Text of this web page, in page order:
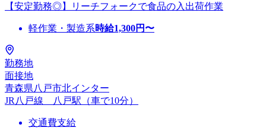
【安定勤務◎】リーチフォークで食品の入出荷作業
軽作業・製造系時給1,300円〜
勤務地
面接地
青森県八戸市北インター
JR八戸線 八戸駅（車で10分）
交通費支給